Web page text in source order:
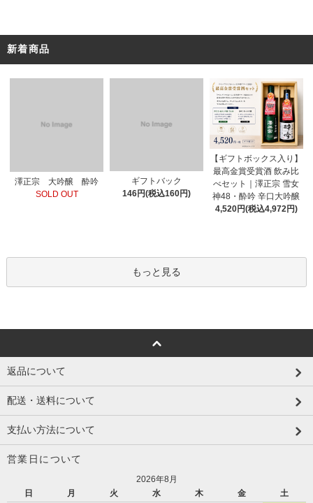
新着商品
澤正宗 大吟醸 酔吟
SOLD OUT
ギフトバック
146円(税込160円)
【ギフトボックス入り】
最高金賞受賞酒 飲み比
べセット｜澤正宗 雪女
神48・酔吟 辛口大吟醸
4,520円(税込4,972円)
もっと見る
返品について
配送・送料について
支払い方法について
営業日について
2026年8月
日
月 火 水 木 金
土